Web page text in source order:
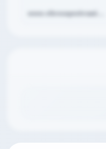
www.vibresayeshraad....